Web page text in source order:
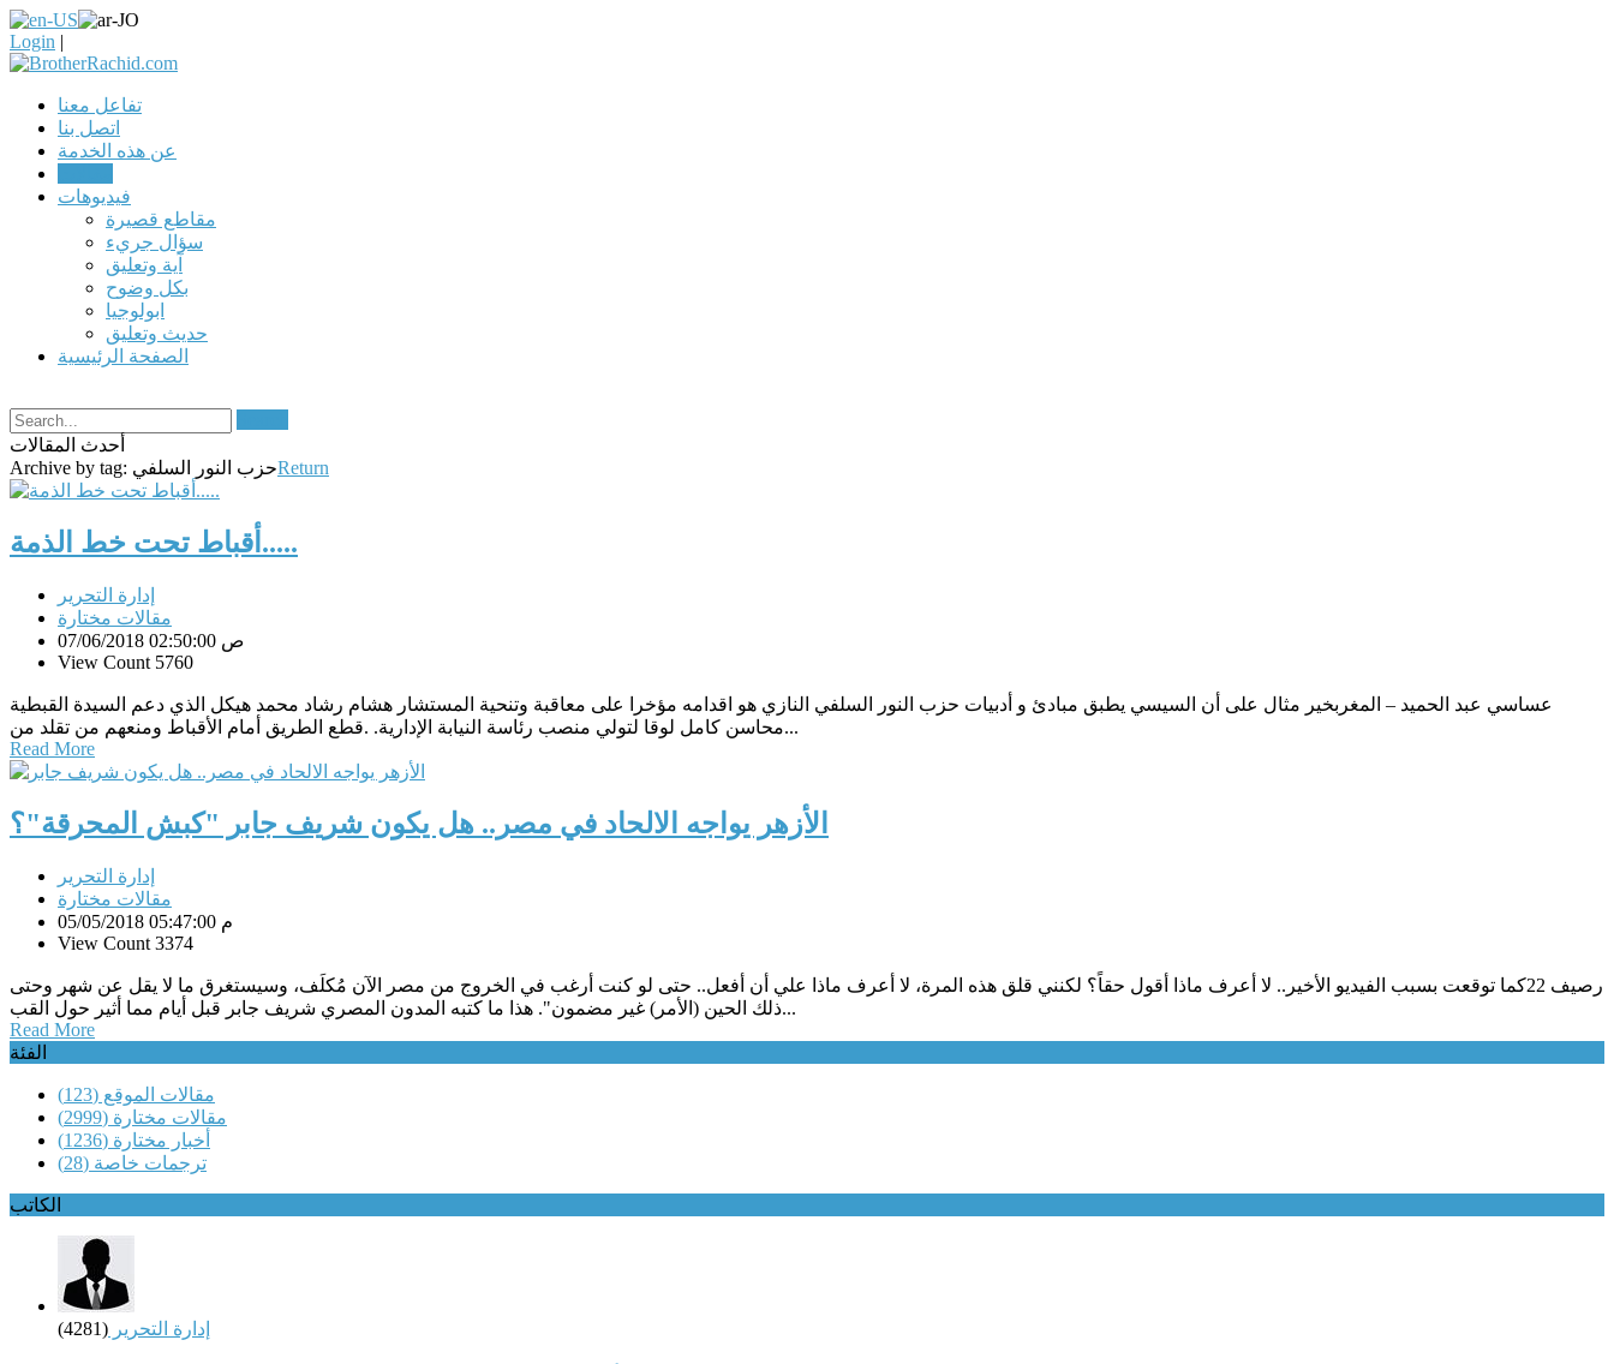
Login |
تفاعل معنا
اتصل بنا
عن هذه الخدمة
فيديوهات
مقاطع قصيرة
سؤال جريء
آية وتعليق
بكل وضوح
ابولوجيا
حديث وتعليق
الصفحة الرئيسية
أحدث المقالات
Archive by tag: حزب النور السلفيReturn
أقباط تحت خط الذمة.....
إدارة التحرير
مقالات مختارة
07/06/2018 02:50:00 ص
View Count 5760
عساسي عبد الحميد – المغربخير مثال على أن السيسي يطبق مبادئ و أدبيات حزب النور السلفي النازي هو اقدامه مؤخرا على معاقبة وتنحية المستشار هشام رشاد محمد هيكل الذي دعم السيدة القبطية
محاسن كامل لوقا لتولي منصب رئاسة النيابة الإدارية. .قطع الطريق أمام الأقباط ومنعهم من تقلد من...
Read More
الأزهر يواجه الالحاد في مصر.. هل يكون شريف جابر "كبش المحرقة"؟
إدارة التحرير
مقالات مختارة
05/05/2018 05:47:00 م
View Count 3374
رصيف 22كما توقعت بسبب الفيديو الأخير.. لا أعرف ماذا أقول حقاً؟ لكنني قلق هذه المرة، لا أعرف ماذا علي أن أفعل.. حتى لو كنت أرغب في الخروج من مصر الآن مُكلَف، وسيستغرق ما لا يقل عن شهر وحتى
ذلك الحين (الأمر) غير مضمون". هذا ما كتبه المدون المصري شريف جابر قبل أيام مما أثير حول القب...
Read More
الفئة
مقالات الموقع (123)
مقالات مختارة (2999)
أخبار مختارة (1236)
ترجمات خاصة (28)
الكاتب
إدارة التحرير (4281)